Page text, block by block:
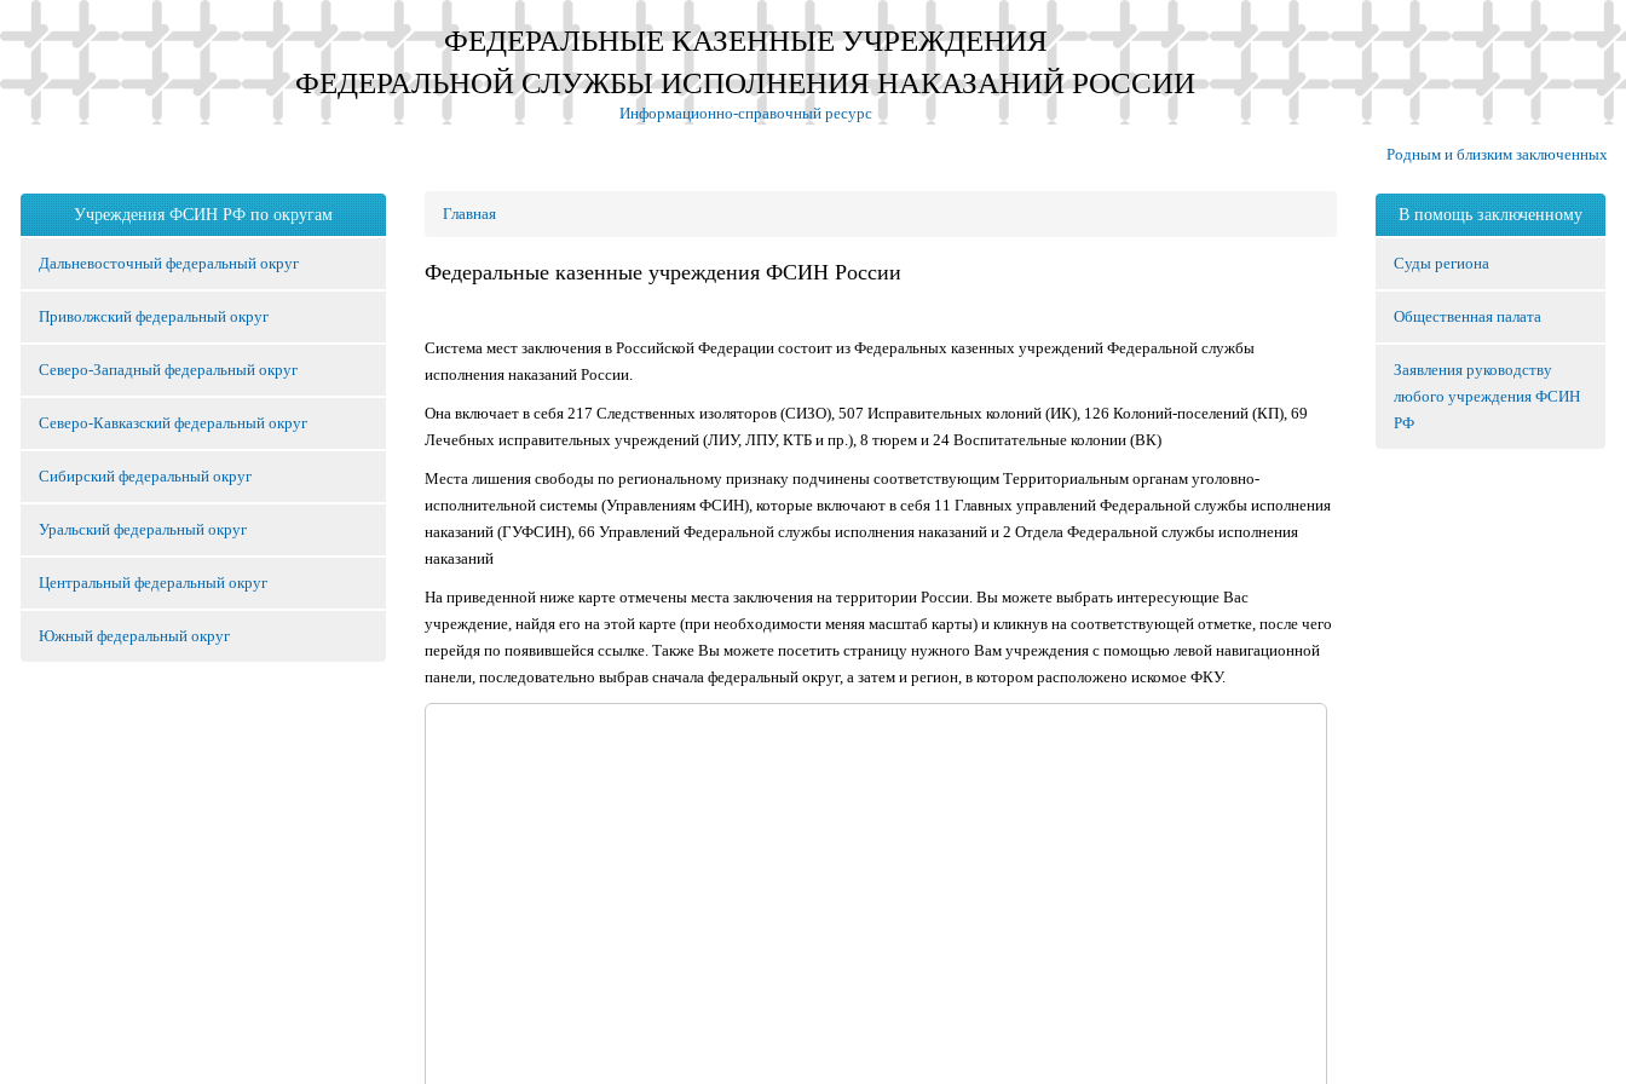
ФЕДЕРАЛЬНЫЕ КАЗЕННЫЕ УЧРЕЖДЕНИЯ
ФЕДЕРАЛЬНОЙ СЛУЖБЫ ИСПОЛНЕНИЯ НАКАЗАНИЙ РОССИИ
Информационно-справочный ресурс
Родным и близким заключенных
Учреждения ФСИН РФ по округам
Дальневосточный федеральный округ
Приволжский федеральный округ
Северо-Западный федеральный округ
Северо-Кавказский федеральный округ
Сибирский федеральный округ
Уральский федеральный округ
Центральный федеральный округ
Южный федеральный округ
Главная
Федеральные казенные учреждения ФСИН России
Система мест заключения в Российской Федерации состоит из Федеральных казенных учреждений Федеральной службы
исполнения наказаний России.
Она включает в себя 217 Следственных изоляторов (СИЗО), 507 Исправительных колоний (ИК), 126 Колоний-поселений (КП), 69
Лечебных исправительных учреждений (ЛИУ, ЛПУ, КТБ и пр.), 8 тюрем и 24 Воспитательные колонии (ВК)
Места лишения свободы по региональному признаку подчинены соответствующим Территориальным органам уголовно-
исполнительной системы (Управлениям ФСИН), которые включают в себя 11 Главных управлений Федеральной службы исполнения
наказаний (ГУФСИН), 66 Управлений Федеральной службы исполнения наказаний и 2 Отдела Федеральной службы исполнения
наказаний
На приведенной ниже карте отмечены места заключения на территории России. Вы можете выбрать интересующие Вас
учреждение, найдя его на этой карте (при необходимости меняя масштаб карты) и кликнув на соответствующей отметке, после чего
перейдя по появившейся ссылке. Также Вы можете посетить страницу нужного Вам учреждения с помощью левой навигационной
панели, последовательно выбрав сначала федеральный округ, а затем и регион, в котором расположено искомое ФКУ.
В помощь заключенному
Суды региона
Общественная палата
Заявления руководству
любого учреждения ФСИН
РФ